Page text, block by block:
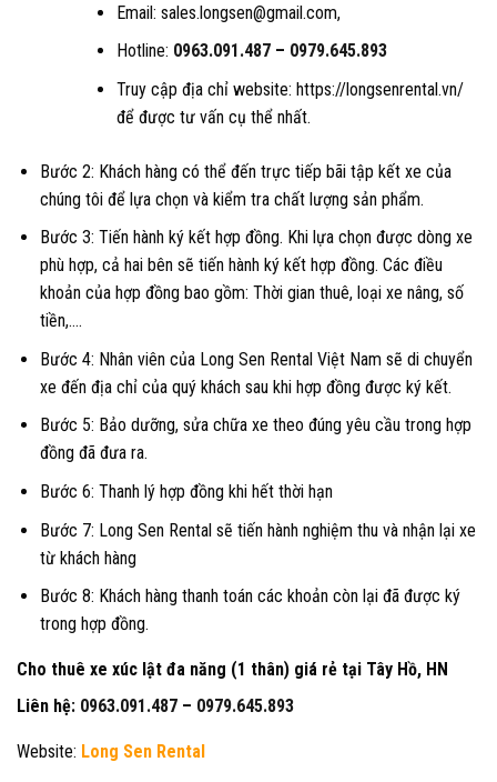
Email: sales.longsen@gmail.com,
Hotline: 0963.091.487– 0979.645.893
Truy cập địa chỉ website: https://longsenrental.vn/
để được tư vấn cụ thể nhất.
Bước 2: Khách hàng có thể đến trực tiếp bãi tập kết xe của
chúng tôi để lựa chọn và kiểm tra chất lượng sản phẩm.
Bước 3: Tiến hành ký kết hợp đồng. Khi lựa chọn được dòng xe
phù hợp, cả hai bên sẽ tiến hành ký kết hợp đồng. Các điều
khoản của hợp đồng bao gồm: Thời gian thuê, loại xe nâng, số
tiền,….
Bước 4: Nhân viên của Long Sen Rental Việt Nam sẽ di chuyển
xe đến địa chỉ của quý khách sau khi hợp đồng được ký kết.
Bước 5: Bảo dưỡng, sửa chữa xe theo đúng yêu cầu trong hợp
đồng đã đưa ra.
Bước 6: Thanh lý hợp đồng khi hết thời hạn
Bước 7: Long Sen Rental sẽ tiến hành nghiệm thu và nhận lại xe
từ khách hàng
Bước 8: Khách hàng thanh toán các khoản còn lại đã được ký
trong hợp đồng.
Cho thuê xe xúc lật đa năng (1 thân) giá rẻ tại Tây Hồ, HN
Liên hệ: 0963.091.487 – 0979.645.893
Website: Long Sen Rental